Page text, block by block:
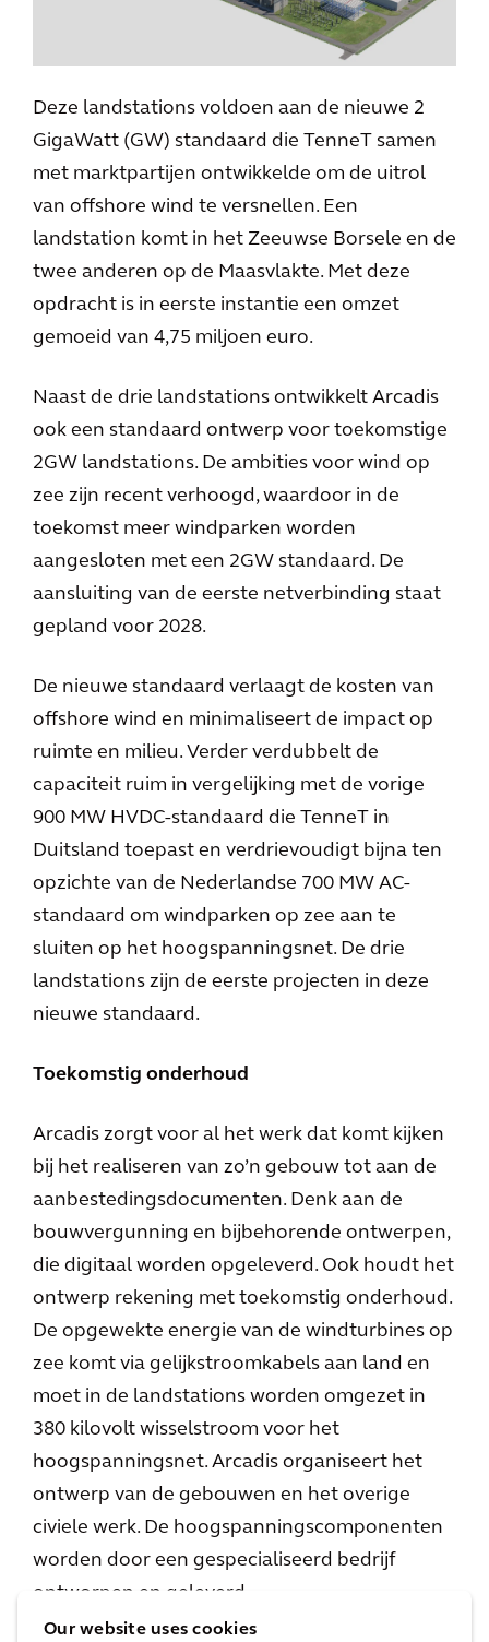
Our website uses cookies
Deze landstations voldoen aan de nieuwe 2
GigaWatt (GW) standaard die TenneT samen
met marktpartijen ontwikkelde om de uitrol
van offshore wind te versnellen. Een
landstation komt in het Zeeuwse Borsele en de
twee anderen op de Maasvlakte. Met deze
opdracht is in eerste instantie een omzet
gemoeid van 4,75 miljoen euro.
Naast de drie landstations ontwikkelt Arcadis
ook een standaard ontwerp voor toekomstige
2GW landstations. De ambities voor wind op
zee zijn recent verhoogd, waardoor in de
toekomst meer windparken worden
aangesloten met een 2GW standaard. De
aansluiting van de eerste netverbinding staat
gepland voor 2028.
De nieuwe standaard verlaagt de kosten van
offshore wind en minimaliseert de impact op
ruimte en milieu. Verder verdubbelt de
capaciteit ruim in vergelijking met de vorige
900 MW HVDC-standaard die TenneT in
Duitsland toepast en verdrievoudigt bijna ten
opzichte van de Nederlandse 700 MW AC-
standaard om windparken op zee aan te
sluiten op het hoogspanningsnet. De drie
landstations zijn de eerste projecten in deze
nieuwe standaard.
Toekomstig onderhoud
Arcadis zorgt voor al het werk dat komt kijken
bij het realiseren van zo’n gebouw tot aan de
aanbestedingsdocumenten. Denk aan de
bouwvergunning en bijbehorende ontwerpen,
die digitaal worden opgeleverd. Ook houdt het
ontwerp rekening met toekomstig onderhoud.
De opgewekte energie van de windturbines op
zee komt via gelijkstroomkabels aan land en
moet in de landstations worden omgezet in
380 kilovolt wisselstroom voor het
hoogspanningsnet. Arcadis organiseert het
ontwerp van de gebouwen en het overige
civiele werk. De hoogspanningscomponenten
worden door een gespecialiseerd bedrijf
ontworpen en geleverd.